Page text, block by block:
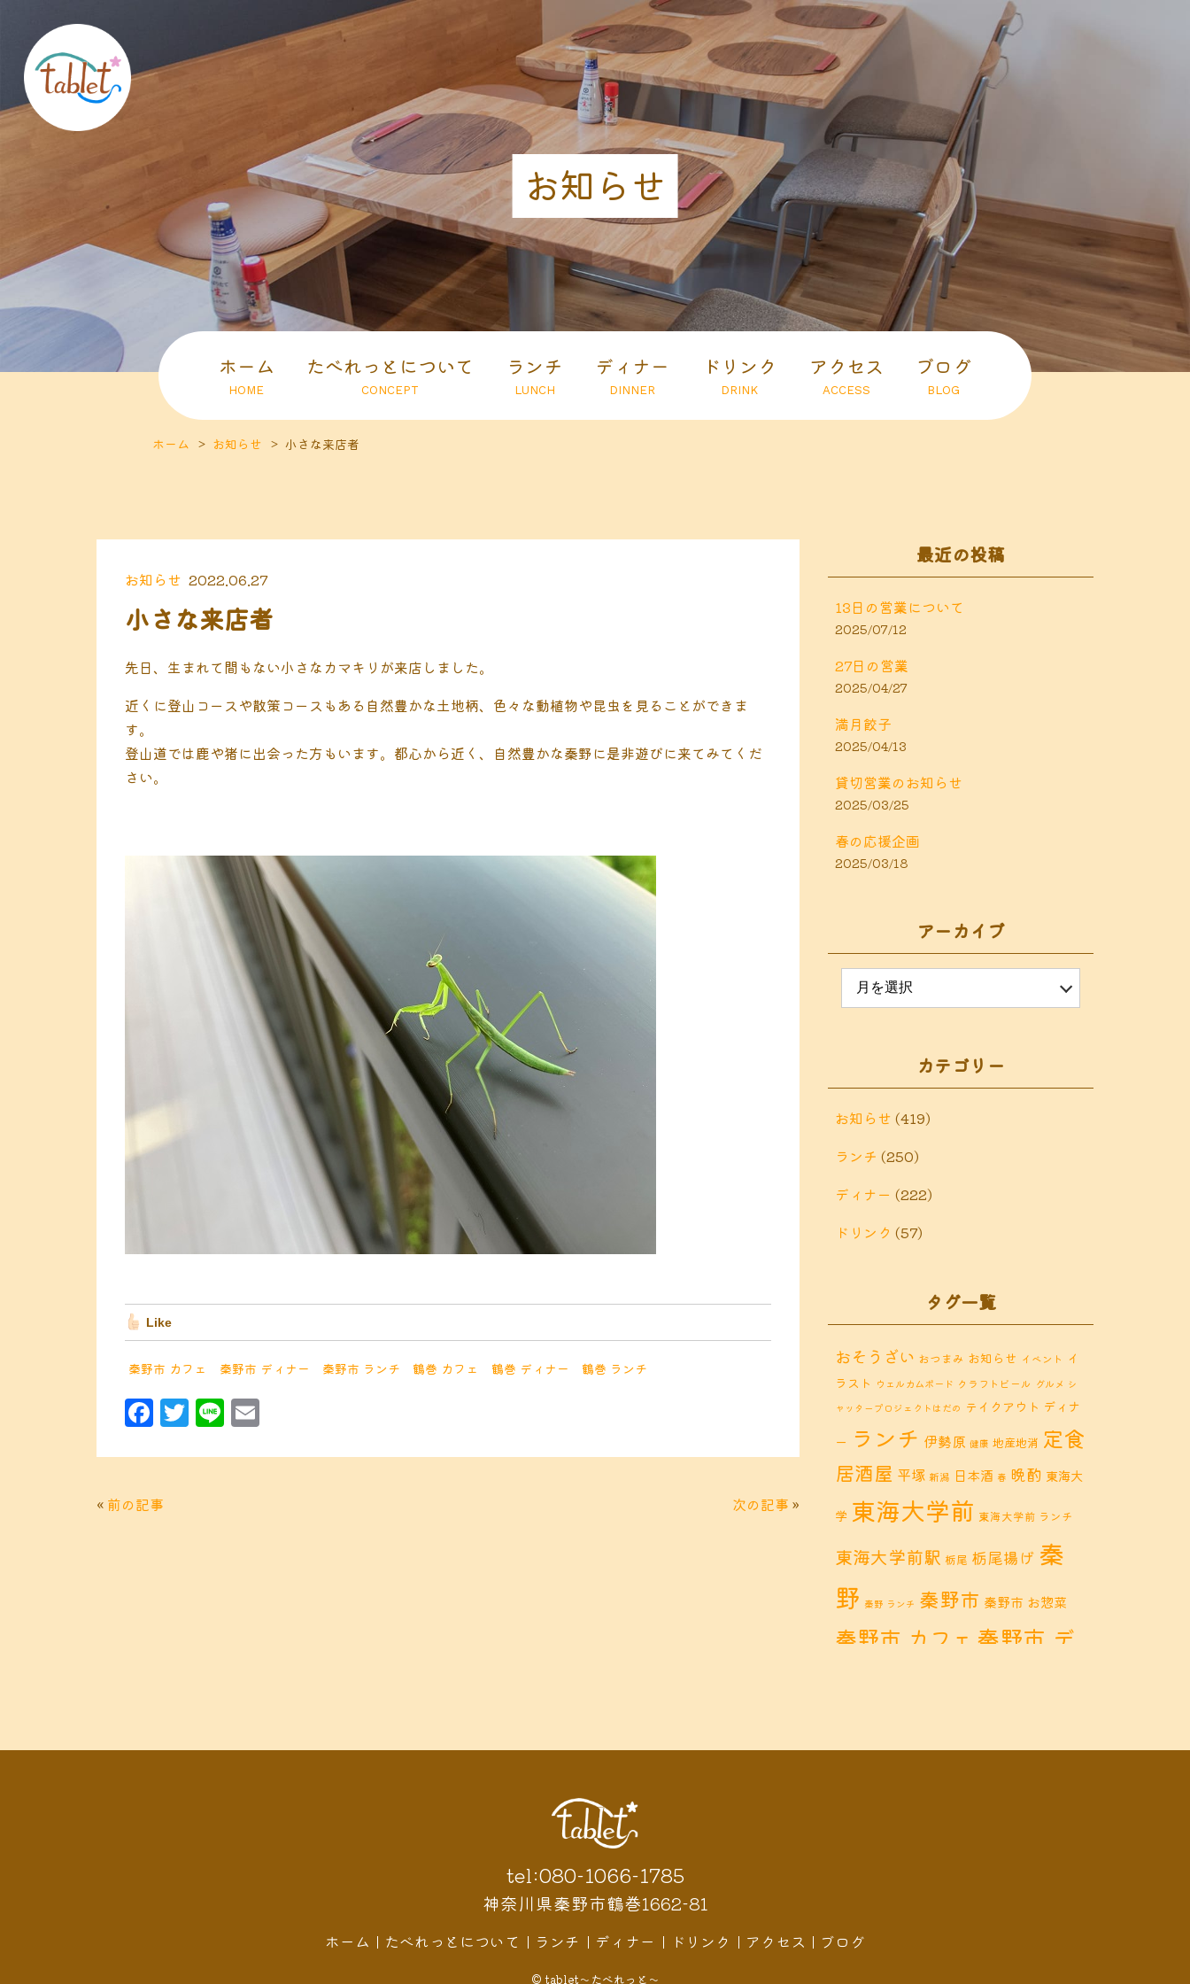
お知らせ
ホーム
HOME
たべれっとについて
CONCEPT
ランチ
LUNCH
ディナー
DINNER
ドリンク
DRINK
アクセス
ACCESS
ブログ
BLOG
ホーム お知らせ 小さな来店者
お知らせ 2022.06.27
小さな来店者
先日、生まれて間もない小さなカマキリが来店しました。
近くに登山コースや散策コースもある自然豊かな土地柄、色々な動植物や昆虫を見ることができま
す。
登山道では鹿や猪に出会った方もいます。都心から近く、自然豊かな秦野に是非遊びに来てみてくだ
さい。
Like
秦野市 カフェ 秦野市 ディナー 秦野市 ランチ 鶴巻 カフェ 鶴巻 ディナー 鶴巻 ランチ
F
a
c
e
T
w
it
Li
n
e ai
« 前の記事 次の記事 »
最近の投稿
13日の営業について
2025/07/12
27日の営業
2025/04/27
満月餃子
2025/04/13
貸切営業のお知らせ
2025/03/25
春の応援企画
2025/03/18
アーカイブ
カテゴリー
お知らせ (419)
ランチ (250)
ディナー (222)
ドリンク (57)
タグ一覧
おそうざい おつまみ お知らせ イベント イ
ラスト ウェルカムボード クラフトビール グルメ シ
ャッタープロジェクトはだの テイクアウト ディナ
ー ランチ 伊勢原 健康 地産地消 定食
居酒屋 平塚 新潟 日本酒 春 晩酌 東海大
学 東海大学前 東海大学前 ランチ
東海大学前駅 栃尾 栃尾揚げ 秦
野 秦野 ランチ 秦野市 秦野市 お惣菜
秦野市 カフェ 秦野市 デ
鶴巻 ディナー鶴巻 ラン
tel:080-1066-1785
神奈川県秦野市鶴巻1662-81
ホーム たべれっとについて ランチ ディナー ドリンク アクセス ブログ
© tablet〜たべれっと〜